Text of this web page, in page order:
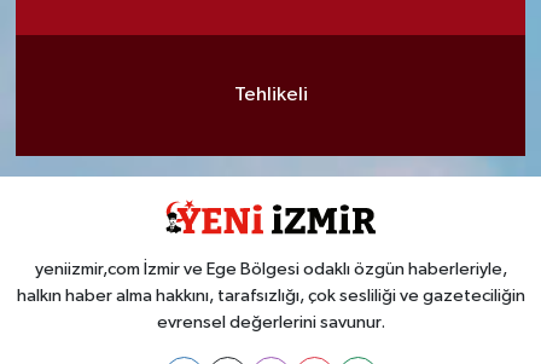
Tehlikeli
yeniizmir,com İzmir ve Ege Bölgesi odaklı özgün haberleriyle,
halkın haber alma hakkını, tarafsızlığı, çok sesliliği ve gazeteciliğin
evrensel değerlerini savunur.